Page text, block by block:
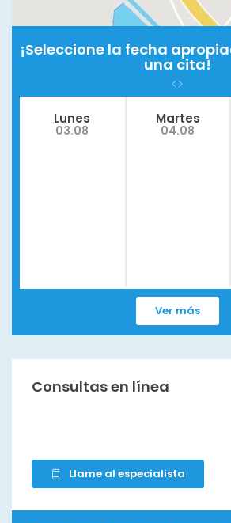
¡Seleccione la fecha
una cita!
Lunes
03.08
Martes
04.08
Ver más
Consultas en línea
Llame al especialista